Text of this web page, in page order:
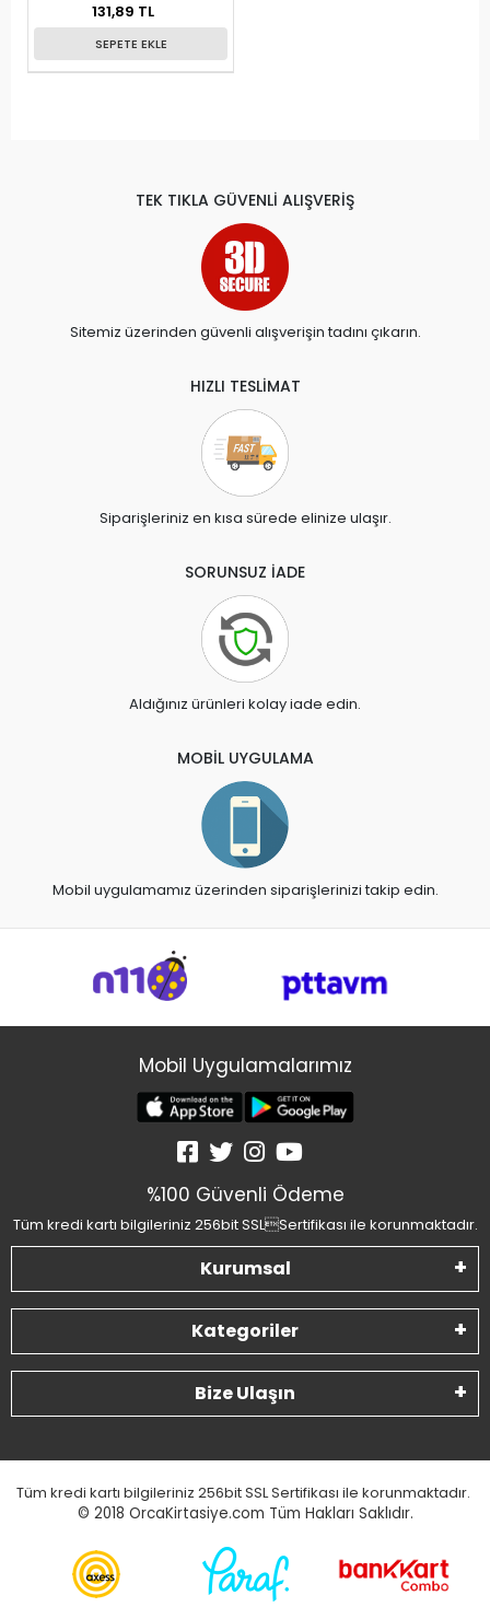
131,89 TL
SEPETE EKLE
TEK TIKLA GÜVENLİ ALIŞVERİŞ
Sitemiz üzerinden güvenli alışverişin tadını çıkarın.
HIZLI TESLİMAT
Siparişleriniz en kısa sürede elinize ulaşır.
SORUNSUZ İADE
Aldığınız ürünleri kolay iade edin.
MOBİL UYGULAMA
Mobil uygulamamız üzerinden siparişlerinizi takip edin.
Mobil Uygulamalarımız
%100 Güvenli Ödeme
Tüm kredi kartı bilgileriniz 256bit SSLSertifikası ile korunmaktadır.
Kurumsal
Kategoriler
Bize Ulaşın
Tüm kredi kartı bilgileriniz 256bit SSL Sertifikası ile korunmaktadır.
© 2018 OrcaKirtasiye.com Tüm Hakları Saklıdır.